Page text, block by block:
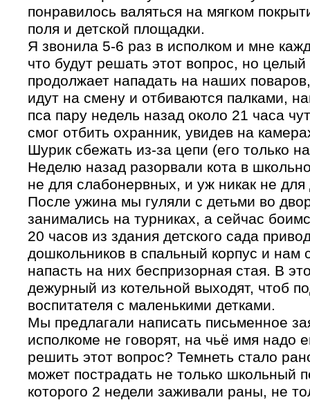
понравилось валяться на мягком
поля и детской площадки.
Я звонила 5-6 раз в исполком и мне
что будут решать этот вопрос, но
продолжает нападать на наших
идут на смену и отбиваются палками,
пса пару недель назад около 21 часа
смог отбить охранник, увидев на
Шурик сбежать из-за цепи (его только
Неделю назад разорвали кота в
не для слабонервных, и уж никак не для
После ужина мы гуляли с детьми во
занимались на турниках, а сейчас
20 часов из здания детского сада
дошкольников в спальный корпус и нам
напасть на них беспризорная стая. В
дежурный из котельной выходят, чтоб
воспитателя с маленькими детками.
Мы предлагали написать письменное
исполкоме не говорят, на чьё имя надо
решить этот вопрос? Темнеть стало
может пострадать не только школьный
которого 2 недели заживали раны, не